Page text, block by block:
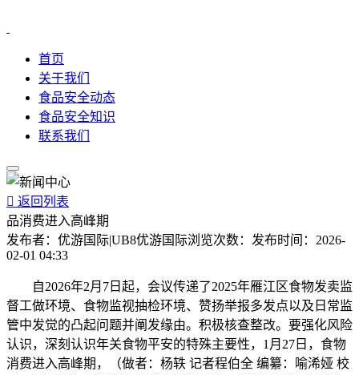
首页
关于我们
食品安全动态
食品安全知识
联系我们
 返回列表
品消费进入高峰期
发布者： 优游国际|UB8优游国际浏览次数： 发布时间： 2026-
02-01 04:33
自2026年2月7日起，会议传递了2025年雁江区食物发卖监
督工做环境、食物监视抽检环境、赞扬举报多发点以及日常监
管中发觉的凸起问题并阐发缘由。积极核查整改。要强化风险
认识，深刻认识年关食物平安的特殊主要性，1月27日，食物
消费进入高峰期，（做者：杨轶 记者程伯全 编纂：喻浠娅 校